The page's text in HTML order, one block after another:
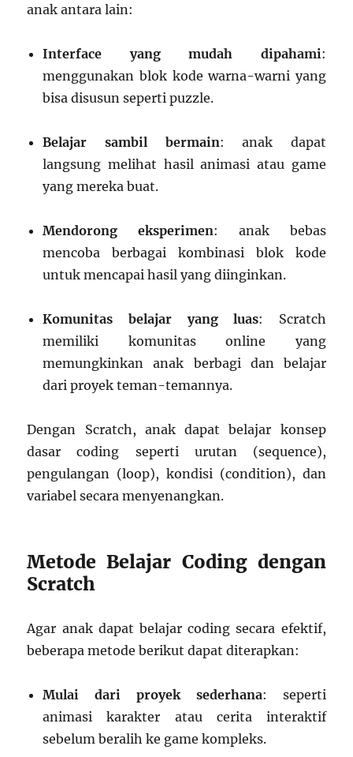
anak antara lain:
Interface yang mudah dipahami:
menggunakan blok kode warna-warni yang
bisa disusun seperti puzzle.
Belajar sambil bermain: anak dapat
langsung melihat hasil animasi atau game
yang mereka buat.
Mendorong eksperimen: anak bebas
mencoba berbagai kombinasi blok kode
untuk mencapai hasil yang diinginkan.
Komunitas belajar yang luas: Scratch
memiliki komunitas online yang
memungkinkan anak berbagi dan belajar
dari proyek teman-temannya.
Dengan Scratch, anak dapat belajar konsep
dasar coding seperti urutan (sequence),
pengulangan (loop), kondisi (condition), dan
variabel secara menyenangkan.
Metode Belajar Coding dengan
Scratch
Agar anak dapat belajar coding secara efektif,
beberapa metode berikut dapat diterapkan:
Mulai dari proyek sederhana: seperti
animasi karakter atau cerita interaktif
sebelum beralih ke game kompleks.